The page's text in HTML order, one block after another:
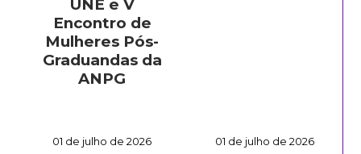
UNE e V
Encontro de
Mulheres Pós-
Graduandas da
ANPG
01 de julho de 2026 01 de julho de 2026